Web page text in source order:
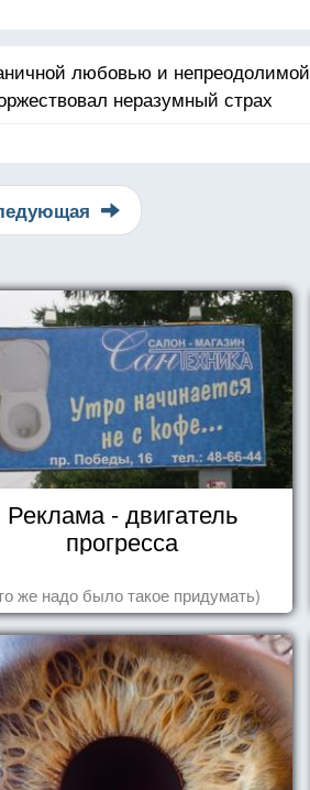
любовью и непреодолимой
неразумный страх
Реклама - двигатель
прогресса
же надо было такое придумать)